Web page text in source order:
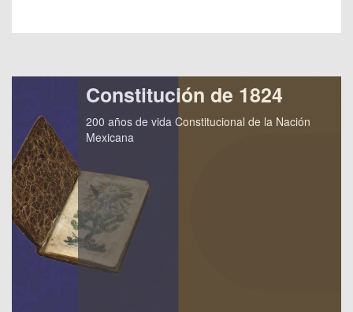
Constitución de 1824
200 años de vida Constitucional de la Nación
Mexicana